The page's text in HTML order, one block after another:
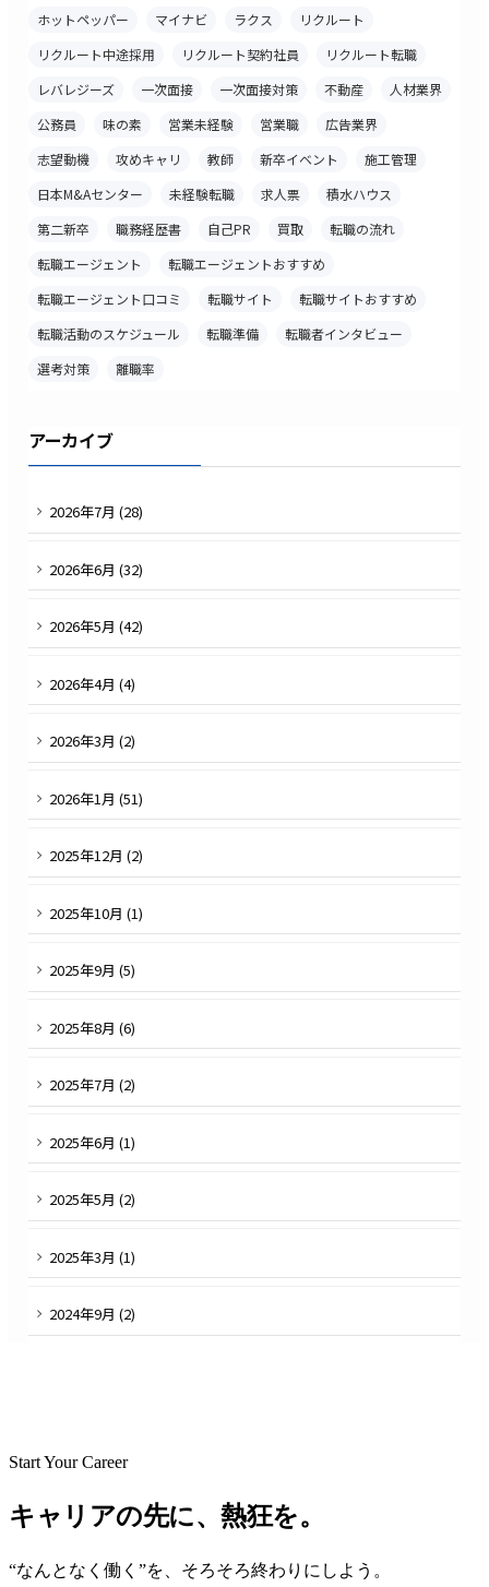
ホットペッパー
マイナビ ラクス
リクルート
リクルート中途採用
リクルート契約社員
リクルート転職
レバレジーズ
一次面接 一次面接対策 不動産
人材業界
公務員
味の素 営業未経験 営業職
広告業界
志望動機
攻めキャリ 教師 新卒イベント
施工管理
日本M&Aセンター
未経験転職 求人票
積水ハウス
第二新卒
職務経歴書 自己PR 買取
転職の流れ
転職エージェント
転職エージェントおすすめ
転職エージェント口コミ
転職サイト
転職サイトおすすめ
転職活動のスケジュール
転職準備
転職者インタビュー
選考対策
離職率
アーカイブ
2026年7月 (28)
2026年6月 (32)
2026年5月 (42)
2026年4月 (4)
2026年3月 (2)
2026年1 月 (51)
2025年12月 (2)
2025年10月 (1)
2025年9月 (5)
2025年8月 (6)
2025年7月 (2)
2025年6月 (1)
2025年5月 (2)
2025年3月 (1)
2024年9月 (2)
Start Your Career
キャリアの先に、熱狂を。
“なんとなく働く”を、そろそろ終わりにしよう。